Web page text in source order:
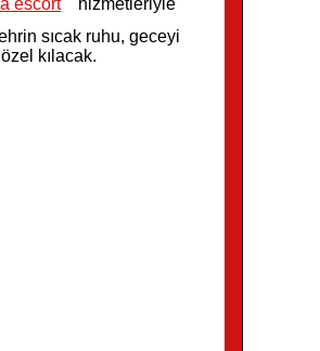
escort
hizmetleriyle
sıcak ruhu, geceyi
kılacak.